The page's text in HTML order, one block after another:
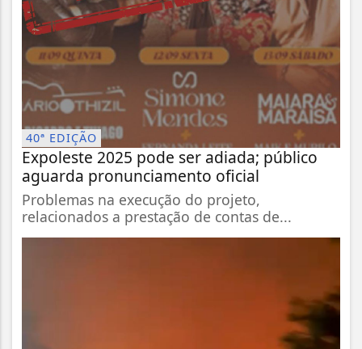
40ª EDIÇÃO
Expoleste 2025 pode ser adiada; público
aguarda pronunciamento oficial
Problemas na execução do projeto,
relacionados a prestação de contas de...